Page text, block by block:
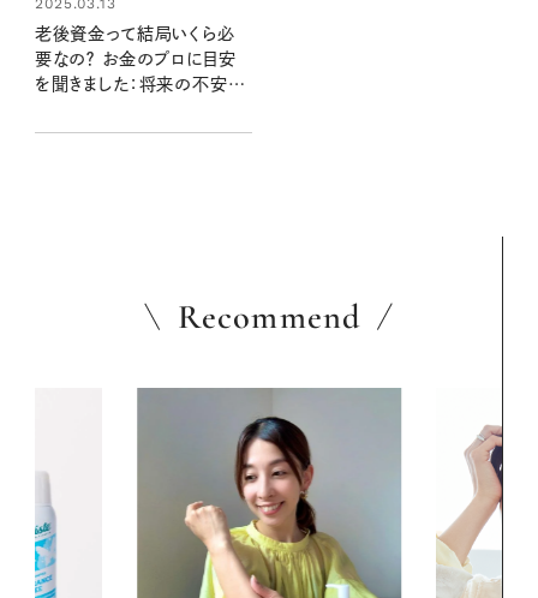
老後資金って結局いくら必
要なの？ お金のプロに目安
を聞きました：将来の不安を
Recommend